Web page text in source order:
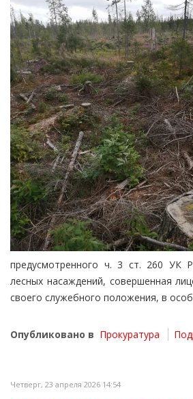
предусмотренного ч. 3 ст. 260 УК
лесных насаждений, совершенная
своего служебного положения, в
Опубликовано в Прокуратура
Четверг, 23 апреля 2026 14:54